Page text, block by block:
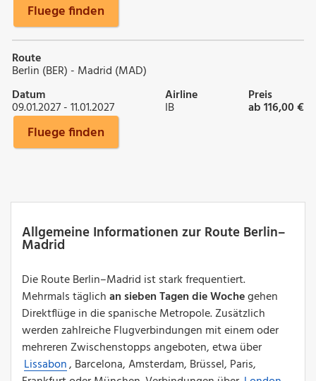
Fluege finden
Route
Berlin (BER) - Madrid (MAD)
Datum
09.01.2027 - 11.01.2027
Airline
IB
Preis
ab 116,00 €
Fluege finden
Allgemeine Informationen zur Route Berlin–
Madrid
Die Route Berlin–Madrid ist stark frequentiert.
Mehrmals täglichan sieben Tagen die Wochegehen
Direktflüge in die spanische Metropole. Zusätzlich
werden zahlreiche Flugverbindungen mit einem oder
mehreren Zwischenstopps angeboten, etwa über
Lissabon, Barcelona, Amsterdam, Brüssel, Paris,